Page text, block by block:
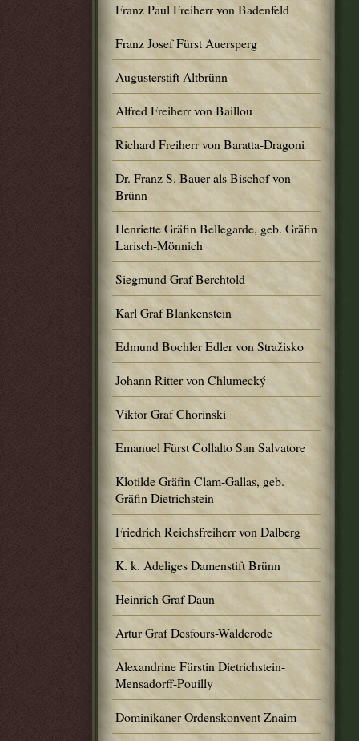
Franz Paul Freiherr von Badenfeld
Franz Josef Fürst Auersperg
Augusterstift Altbrünn
Alfred Freiherr von Baillou
Richard Freiherr von Baratta-Dragoni
Dr. Franz S. Bauer als Bischof von
Brünn
Henriette Gräfin Bellegarde, geb. Gräfin
Larisch-Mönnich
Siegmund Graf Berchtold
Karl Graf Blankenstein
Edmund Bochler Edler von Stražisko
Johann Ritter von Chlumecký
Viktor Graf Chorinski
Emanuel Fürst Collalto San Salvatore
Klotilde Gräfin Clam-Gallas, geb.
Gräfin Dietrichstein
Friedrich Reichsfreiherr von Dalberg
K. k. Adeliges Damenstift Brünn
Heinrich Graf Daun
Artur Graf Desfours-Walderode
Alexandrine Fürstin Dietrichstein-
Mensadorff-Pouilly
Dominikaner-Ordenskonvent Znaim